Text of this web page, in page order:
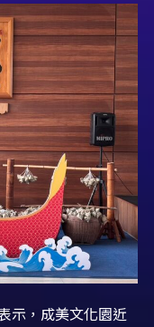
示，成美文化園近